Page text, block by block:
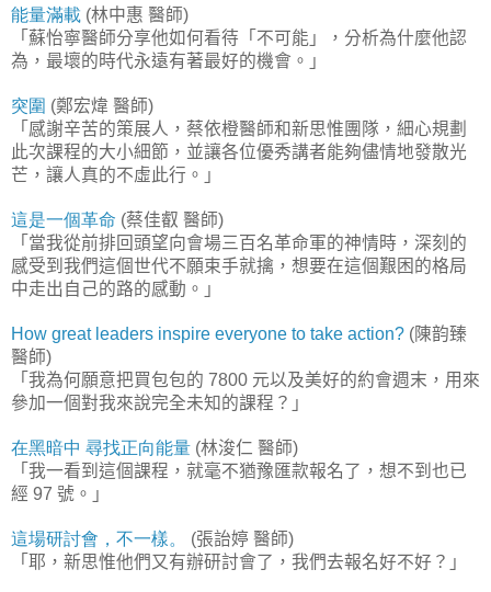
能量滿載 (林中惠 醫師)
「蘇怡寧醫師分享他如何看待「不可能」，分析為什麼他認
為，最壞的時代永遠有著最好的機會。」
突圍 (鄭宏煒 醫師)
「感謝辛苦的策展人，蔡依橙醫師和新思惟團隊，細心規劃
此次課程的大小細節，並讓各位優秀講者能夠儘情地發散光
芒，讓人真的不虛此行。」
這是一個革命 (蔡佳叡 醫師)
「當我從前排回頭望向會場三百名革命軍的神情時，深刻的
感受到我們這個世代不願束手就擒，想要在這個艱困的格局
中走出自己的路的感動。」
How great leaders inspire everyone to take action? (陳韵臻
醫師)
「我為何願意把買包包的 7800 元以及美好的約會週末，用來
參加一個對我來說完全未知的課程？」
在黑暗中 尋找正向能量 (林浚仁 醫師)
「我一看到這個課程，就毫不猶豫匯款報名了，想不到也已
經 97 號。」
這場研討會，不一樣。
(張詒婷 醫師)
「耶，新思惟他們又有辦研討會了，我們去報名好不好？」